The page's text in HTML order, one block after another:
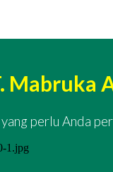
Mabruka
perlu Anda